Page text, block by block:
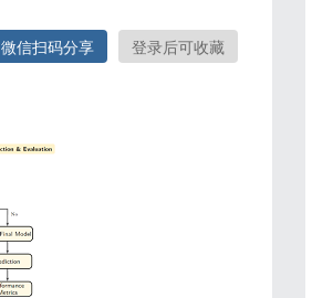
微信扫码分享 登录后可收藏